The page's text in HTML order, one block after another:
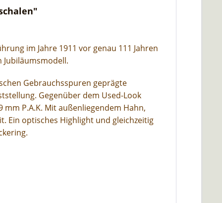
im Jahre 1911 vor genau 111 Jahren
Gebrauchsspuren geprägte
Gegenüber dem Used-Look
P.A.K. Mit außenliegendem Hahn,
Ein optisches Highlight und gleichzeitig